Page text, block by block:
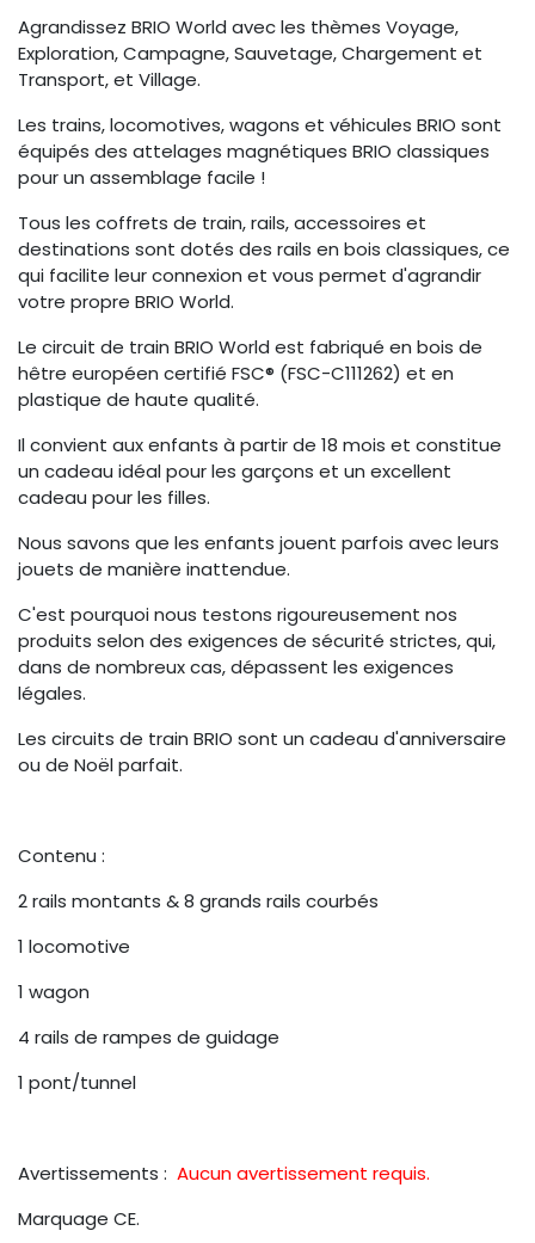
Agrandissez BRIO World avec les thèmes Voyage,
Exploration, Campagne, Sauvetage, Chargement et
Transport, et Village.
Les trains, locomotives, wagons et véhicules BRIO sont
équipés des attelages magnétiques BRIO classiques
pour un assemblage facile !
Tous les coffrets de train, rails, accessoires et
destinations sont dotés des rails en bois classiques, ce
qui facilite leur connexion et vous permet d'agrandir
votre propre BRIO World.
Le circuit de train BRIO World est fabriqué en bois de
hêtre européen certifié FSC® (FSC-C111262) et en
plastique de haute qualité.
Il convient aux enfants à partir de 18 mois et constitue
un cadeau idéal pour les garçons et un excellent
cadeau pour les filles.
Nous savons que les enfants jouent parfois avec leurs
jouets de manière inattendue.
C'est pourquoi nous testons rigoureusement nos
produits selon des exigences de sécurité strictes, qui,
dans de nombreux cas, dépassent les exigences
légales.
Les circuits de train BRIO sont un cadeau d'anniversaire
ou de Noël parfait.
Contenu :
2 rails montants & 8 grands rails courbés
1 locomotive
1 wagon
4 rails de rampes de guidage
1 pont/tunnel
Avertissements : Aucun avertissement requis.
Marquage CE.